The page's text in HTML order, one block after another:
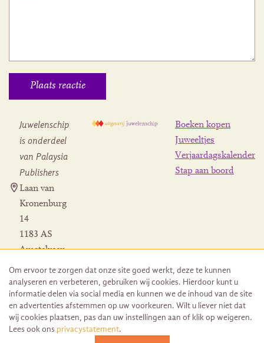
Juwelenschip
is onderdeel
van Palaysia
Publishers
Laan van
Kronenburg
14
1183 AS
Amstelveen
Herroeping
bestelling
Boeken kopen
Juweeltjes
Verjaardagskalender
Stap aan boord
Om ervoor te zorgen dat onze site goed werkt, deze te kunnen
analyseren en verbeteren, gebruiken wij cookies. Hierdoor kunt u
informatie delen via social media en kunnen we de inhoud van de site
en advertenties afstemmen op uw voorkeuren. Wilt u liever niet dat
wij cookies plaatsen, pas dan uw instellingen aan of klik op weigeren.
Lees ook ons privacystatement.